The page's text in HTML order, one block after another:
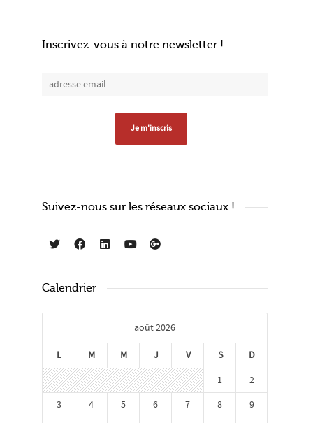
Inscrivez-vous à notre newsletter !
Suivez-nous sur les réseaux sociaux !
Calendrier
août 2026
L M M J V S
D
1
2
3
4 5 6 7 8
9